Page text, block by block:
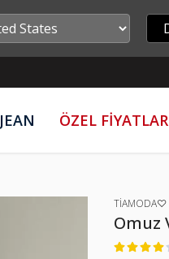
JEAN ÖZEL FİYATLAR
TİAMODA♡
Omuz